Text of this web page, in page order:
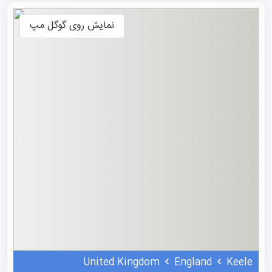
برنامه درسی دانشگاه ایجاب می‌کند که هر متقاضیتحصیل در
دو رشته اصلی را تا سطح افتخاری تحصیل کند و
دانشجویانی که دوره سال پایه را می‌گذراندند به تدریج کاهش
یافت. با این حال، سال پایه هرگز به طور رسمی متوقف نشد و
نمایش روی گوگل مپ
United Kingdom England Keele